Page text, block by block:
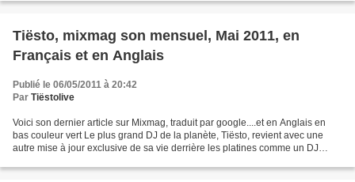
Tiësto, mixmag son mensuel, Mai 2011, en
Français et en Anglais
Publié le 06/05/2011 à 20:42
Par Tiëstolive
Voici son dernier article sur Mixmag, traduit par google....et en Anglais en
bas couleur vert Le plus grand DJ de la planète, Tiësto, revient avec une
autre mise à jour exclusive de sa vie derrière les platines comme un DJ